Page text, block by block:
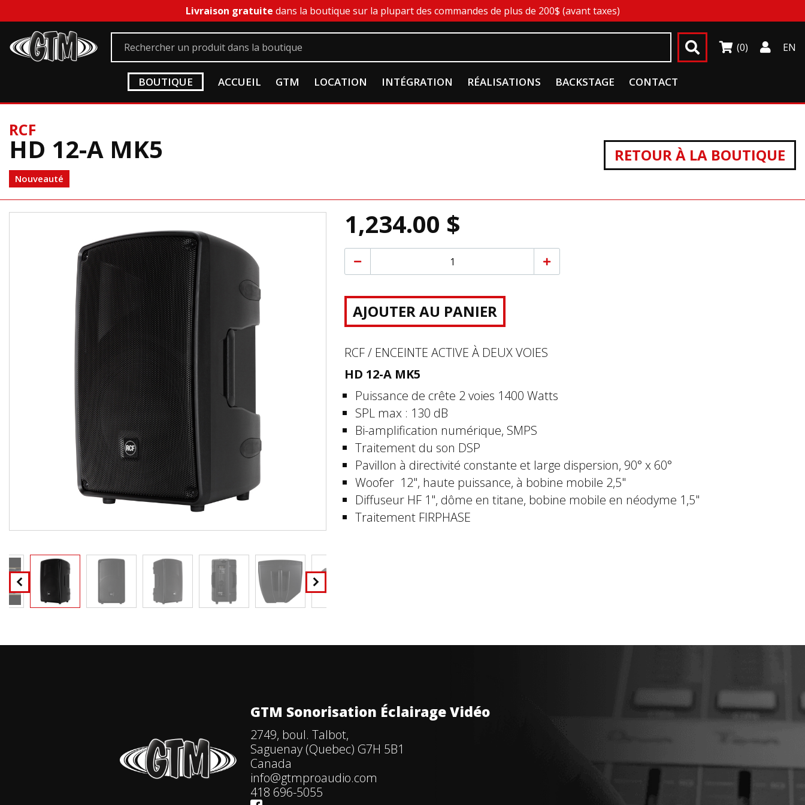
Livraison gratuite dans la boutique sur la plupart des commandes de plus de 200$ (avant taxes)
(0) EN
BOUTIQUE ACCUEIL GTM LOCATION INTÉGRATION RÉALISATIONS BACKSTAGE CONTACT
RCF
HD 12-A MK5
Nouveauté
RETOUR À LA BOUTIQUE
1,234.00 $
AJOUTER AU PANIER
RCF / ENCEINTE ACTIVE À DEUX VOIES
HD 12-A MK5
Puissance de crête 2 voies 1400 Watts
SPL max : 130 dB
Bi-amplification numérique, SMPS
Traitement du son DSP
Pavillon à directivité constante et large dispersion, 90° x 60°
Woofer 12", haute puissance, à bobine mobile 2,5"
Diffuseur HF 1", dôme en titane, bobine mobile en néodyme 1,5"
Traitement FIRPHASE
GTM Sonorisation Éclairage Vidéo
2749, boul. Talbot,
Saguenay (Quebec) G7H 5B1
Canada
info@gtmproaudio.com
418 696-5055